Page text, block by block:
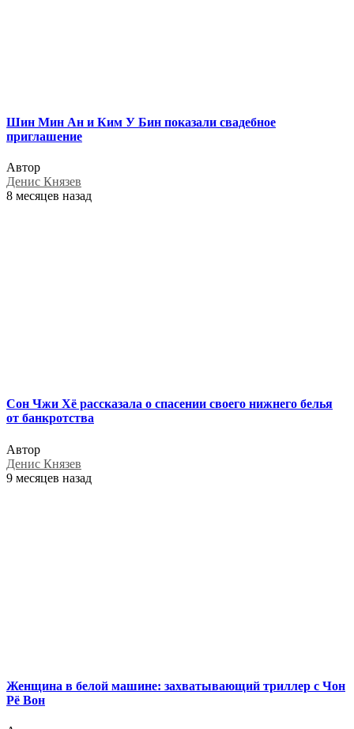
Шин Мин Ан и Ким У Бин показали свадебное
приглашение
Автор
Денис Князев
8 месяцев назад
Сон Чжи Хё рассказала о спасении своего нижнего белья
от банкротства
Автор
Денис Князев
9 месяцев назад
Женщина в белой машине: захватывающий триллер с Чон
Рё Вон